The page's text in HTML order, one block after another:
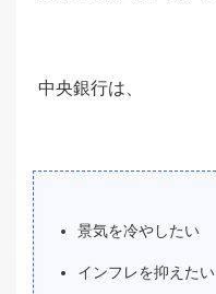
中央銀行は、
景気を冷やしたい
インフレを抑えたい